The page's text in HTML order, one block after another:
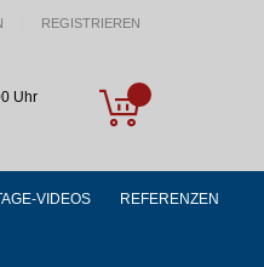
REGISTRIEREN
My Cart
Uhr
VIDEOS REFERENZEN